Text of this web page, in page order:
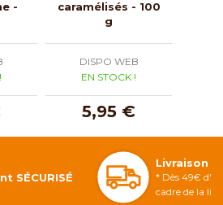
-
caramélisés - 100
g
DISPO WEB
EN STOCK !
5,95 €
SÉCURISÉ
Livraison
* Dès 49€
cadre de la